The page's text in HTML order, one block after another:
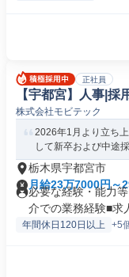
正社員
【宇都宮】人事|採
株式会社モビテック
2026年1月より立ち
して新卒および中途
栃木県宇都宮市
月給23万7000円～
必要な経験・能力
介での業務経験■求
年間休日120日以上 +5